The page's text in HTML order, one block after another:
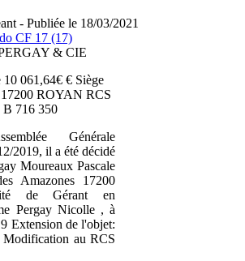
- Publiée le 18/03/2021
CF 17 (17)
& CIE
061,64€ € Siège
ROYAN RCS
716 350
Générale
2019, il a été décidé
Moureaux Pascale
Amazones 17200
de Gérant en
Pergay Nicolle , à
Extension de l'objet:
au RCS